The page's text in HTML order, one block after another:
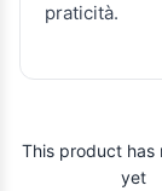
praticità.
This product has
yet